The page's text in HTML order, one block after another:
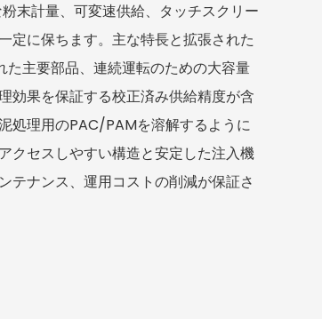
末計量、可変速供給、タッチスクリー
定に保ちます。主な特長と拡張された
主要部品、連続運転のための大容量
効果を保証する校正済み供給精度が含
処理用のPAC/PAMを溶解するように
クセスしやすい構造と安定した注入機
テナンス、運用コストの削減が保証さ